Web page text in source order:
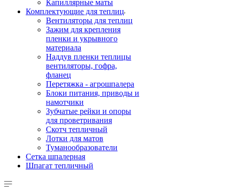
Капиллярные маты
Комплектующие для теплиц
Вентиляторы для теплиц
Зажим для крепления
пленки и укрывного
материала
Наддув пленки теплицы
вентиляторы, гофра,
фланец
Перетяжка - агрошпалера
Блоки питания, приводы и
намотчики
Зубчатые рейки и опоры
для проветривания
Скотч тепличный
Лотки для матов
Туманообразователи
Сетка шпалерная
Шпагат тепличный